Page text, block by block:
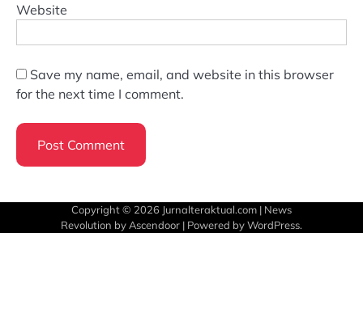
Website
Save my name, email, and website in this browser
for the next time I comment.
Copyright © 2026 Jurnalteraktual.com | News
Revolution by Ascendoor | Powered byWordPress.